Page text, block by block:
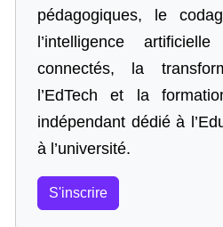
pédagogiques, le
l’intelligence artificielle
connectés, la
l’EdTech et la
indépendant dédié à
à l’université.
S'inscrire